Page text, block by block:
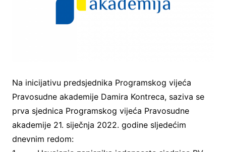
Na inicijativu predsjednika Programskog vijeća
Pravosudne akademije Damira Kontreca, saziva se
prva sjednica Programskog vijeća Pravosudne
akademije 21. siječnja 2022. godine sljedećim
dnevnim redom: